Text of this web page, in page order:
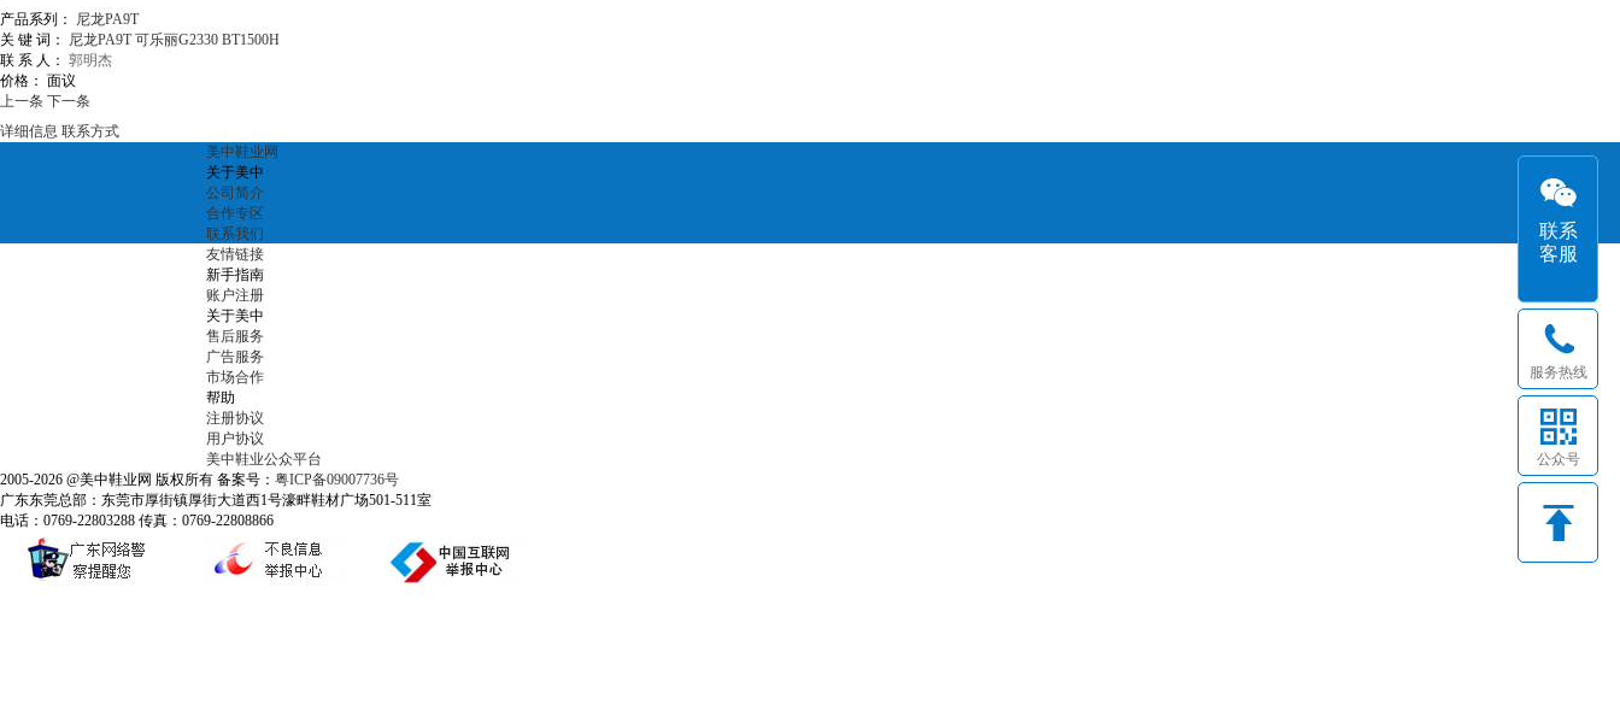
产品系列：
尼龙PA9T
关 键 词：
尼龙PA9T 可乐丽G2330 BT1500H
联 系 人： 郭明杰
价格： 面议
上一条 下一条
详细信息 联系方式
美中鞋业网
关于美中
公司简介
合作专区
联系我们
友情链接
新手指南
账户注册
关于美中
售后服务
广告服务
市场合作
帮助
注册协议
用户协议
美中鞋业公众平台
2005-2026 @美中鞋业网 版权所有 备案号： 粤ICP备09007736号
广东东莞总部：东莞市厚街镇厚街大道西1号濠畔鞋材广场501-511室
电话：0769-22803288 传真：0769-22808866
联系
客服
服务热线
公众号